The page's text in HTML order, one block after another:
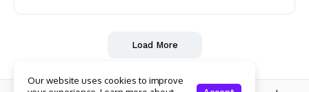
Load More
Our website uses cookies to improve